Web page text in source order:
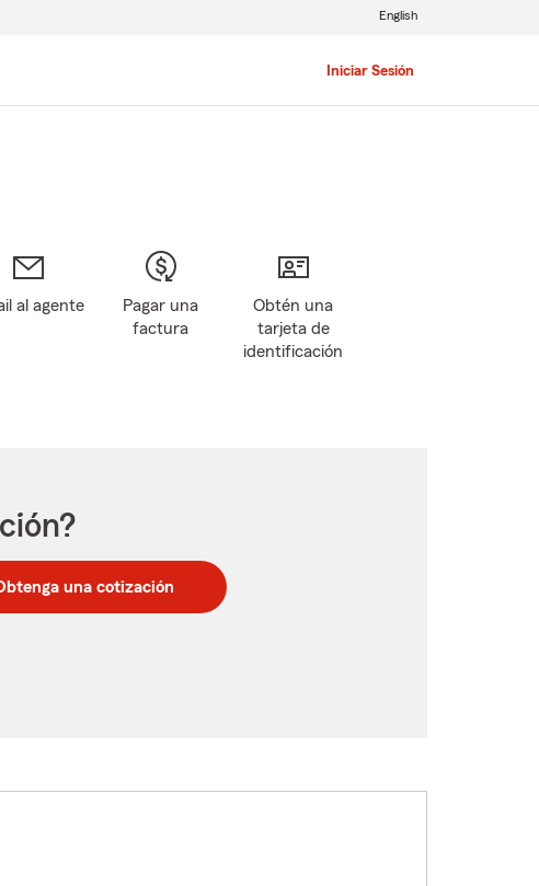
Iniciar Sesión
English
al agente
Pagar una
factura
Obtén una
tarjeta de
identificación
una cotización